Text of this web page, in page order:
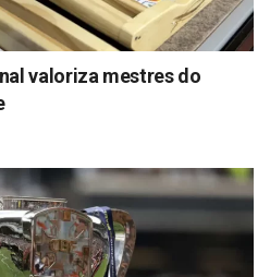
valoriza mestres do